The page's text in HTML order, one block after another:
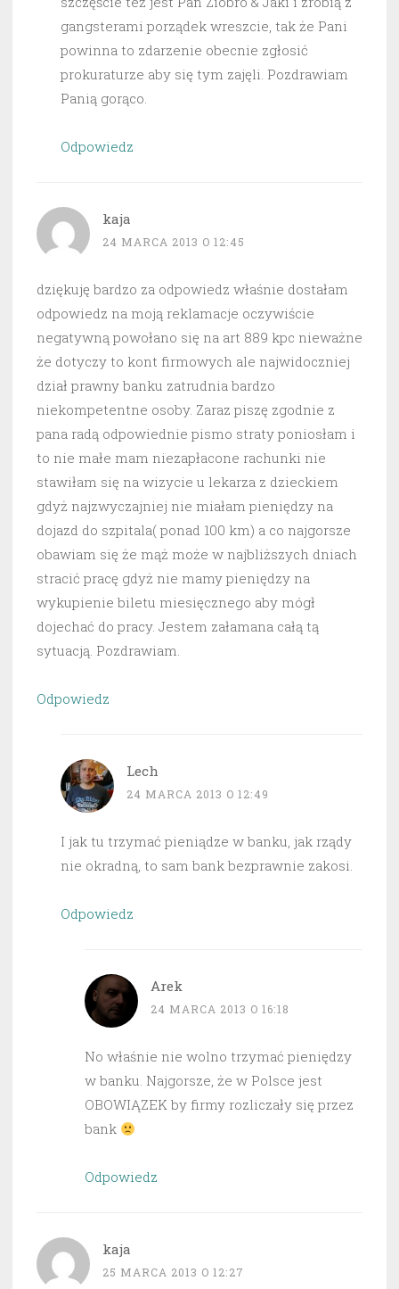
gangsterami porządek wreszcie, tak że Pani
powinna to zdarzenie obecnie zgłosić
prokuraturze aby się tym zajęli. Pozdrawiam
Panią gorąco.
Odpowiedz
kaja
24 MARCA 2013 O 12:45
dziękuję bardzo za odpowiedz właśnie dostałam
odpowiedz na moją reklamacje oczywiście
negatywną powołano się na art 889 kpc nieważne
że dotyczy to kont firmowych ale najwidoczniej
dział prawny banku zatrudnia bardzo
niekompetentne osoby. Zaraz piszę zgodnie z
pana radą odpowiednie pismo straty poniosłam i
to nie małe mam niezapłacone rachunki nie
stawiłam się na wizycie u lekarza z dzieckiem
gdyż najzwyczajniej nie miałam pieniędzy na
dojazd do szpitala( ponad 100 km) a co najgorsze
obawiam się że mąż może w najbliższych dniach
stracić pracę gdyż nie mamy pieniędzy na
wykupienie biletu miesięcznego aby mógł
dojechać do pracy. Jestem załamana całą tą
sytuacją. Pozdrawiam.
Odpowiedz
Lech
24 MARCA 2013 O 12:49
I jak tu trzymać pieniądze w banku, jak rządy
nie okradną, to sam bank bezprawnie zakosi.
Odpowiedz
Arek
24 MARCA 2013 O 16:18
No właśnie nie wolno trzymać pieniędzy
w banku. Najgorsze, że w Polsce jest
OBOWIĄZEK by firmy rozliczały się przez
bank
Odpowiedz
kaja
25 MARCA 2013 O 12:27